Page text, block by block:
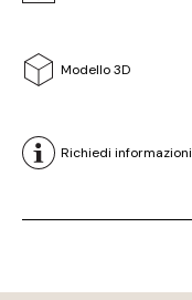
Modello 3D
Richiedi informazioni